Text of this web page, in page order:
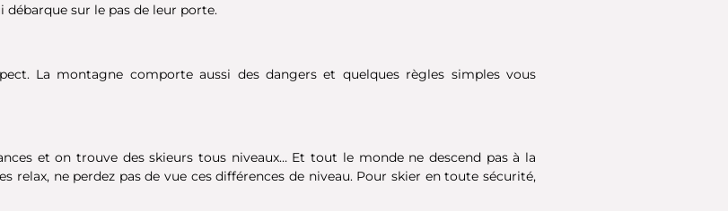
débarque sur le pas de leur porte.
La montagne comporte aussi des dangers et quelques règles simples vous
et on trouve des skieurs tous niveaux… Et tout le monde ne descend pas à la
relax, ne perdez pas de vue ces différences de niveau. Pour skier en toute sécurité,